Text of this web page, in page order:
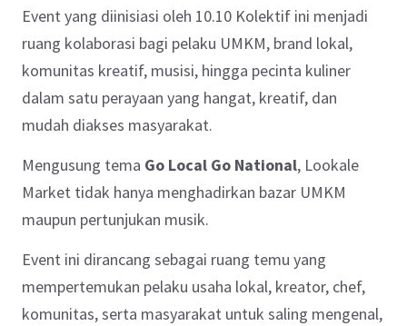
Event yang diinisiasi oleh 10.10 Kolektif ini menjadi
ruang kolaborasi bagi pelaku UMKM, brand lokal,
komunitas kreatif, musisi, hingga pecinta kuliner
dalam satu perayaan yang hangat, kreatif, dan
mudah diakses masyarakat.
Mengusung tema Go Local Go National, Lookale
Market tidak hanya menghadirkan bazar UMKM
maupun pertunjukan musik.
Event ini dirancang sebagai ruang temu yang
mempertemukan pelaku usaha lokal, kreator, chef,
komunitas, serta masyarakat untuk saling mengenal,